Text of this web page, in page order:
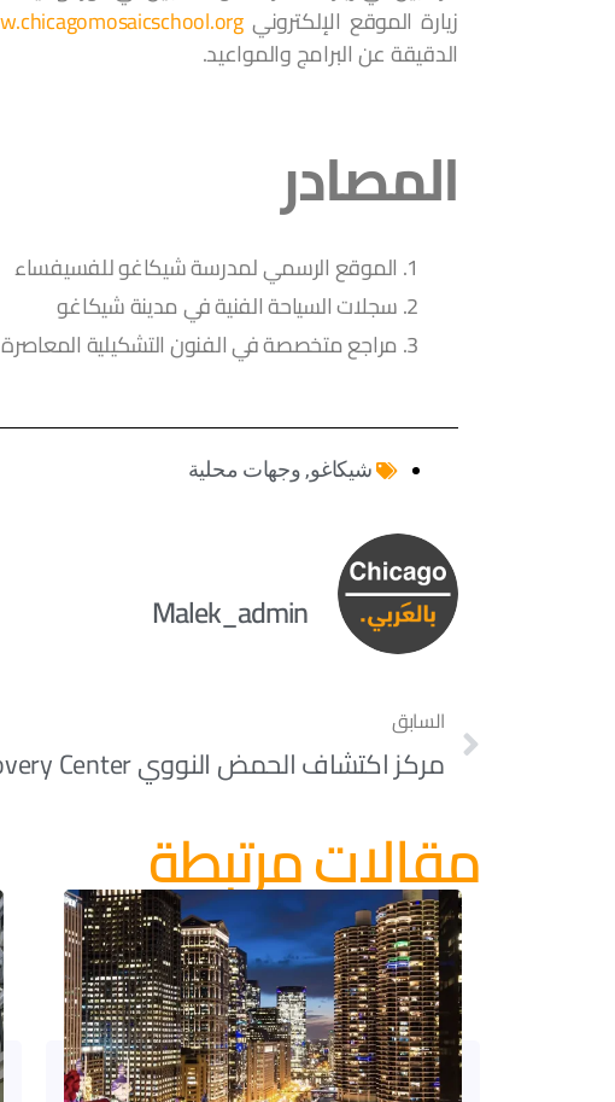
زيارة الموقع الإلكتروني www.chicagomosaicschool.org
الدقيقة عن البرامج والمواعيد.
المصادر
الموقع الرسمي لمدرسة شيكاغو للفسيفساء
سجلات السياحة الفنية في مدينة شيكاغو
مراجع متخصصة في الفنون التشكيلية المعاصرة
شيكاغو, وجهات محلية
Malek_admin
السابق
مقالات مرتبطة